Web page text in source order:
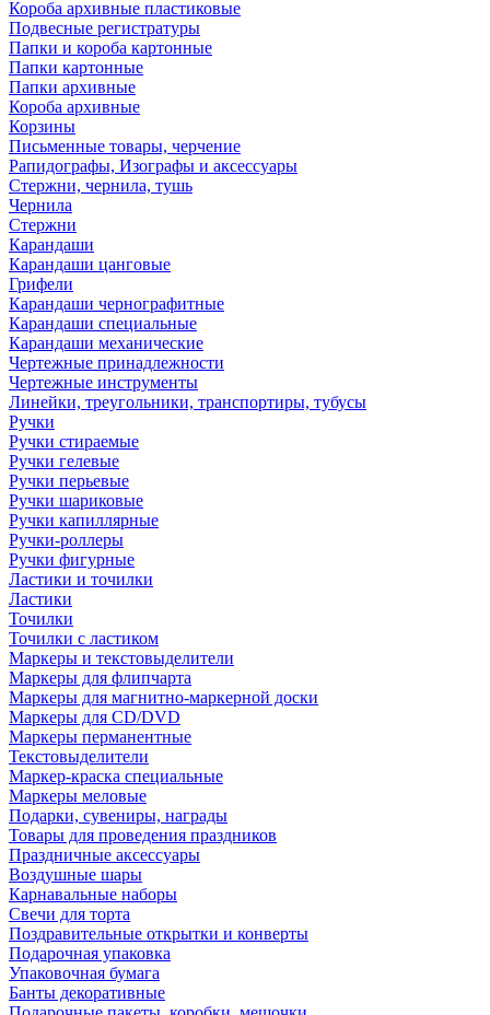
Короба архивные пластиковые
Подвесные регистратуры
Папки и короба картонные
Папки картонные
Папки архивные
Короба архивные
Корзины
Письменные товары, черчение
Рапидографы, Изографы и аксессуары
Стержни, чернила, тушь
Чернила
Стержни
Карандаши
Карандаши цанговые
Грифели
Карандаши чернографитные
Карандаши специальные
Карандаши механические
Чертежные принадлежности
Чертежные инструменты
Линейки, треугольники, транспортиры, тубусы
Ручки
Ручки стираемые
Ручки гелевые
Ручки перьевые
Ручки шариковые
Ручки капиллярные
Ручки-роллеры
Ручки фигурные
Ластики и точилки
Ластики
Точилки
Точилки с ластиком
Маркеры и текстовыделители
Маркеры для флипчарта
Маркеры для магнитно-маркерной доски
Маркеры для CD/DVD
Маркеры перманентные
Текстовыделители
Маркер-краска специальные
Маркеры меловые
Подарки, сувениры, награды
Товары для проведения праздников
Праздничные аксессуары
Воздушные шары
Карнавальные наборы
Свечи для торта
Поздравительные открытки и конверты
Подарочная упаковка
Упаковочная бумага
Банты декоративные